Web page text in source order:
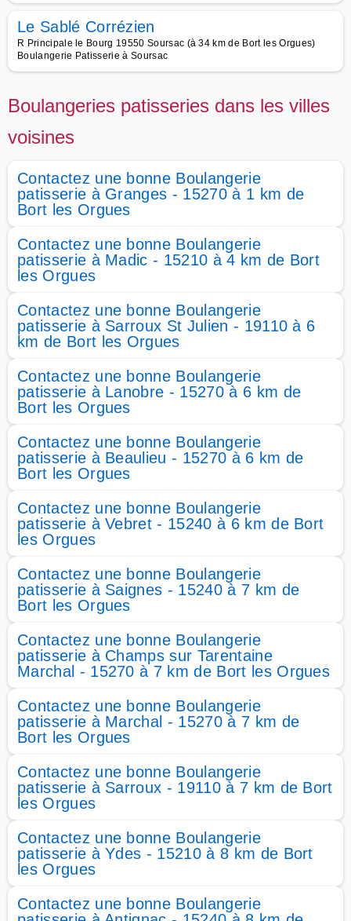
Le Sablé Corrézien
R Principale le Bourg 19550 Soursac (à 34 km de Bort les Orgues)
Boulangerie Patisserie à Soursac
Boulangeries patisseries dans les villes
voisines
Contactez une bonne Boulangerie
patisserie à Granges - 15270 à 1 km de
Bort les Orgues
Contactez une bonne Boulangerie
patisserie à Madic - 15210 à 4 km de Bort
les Orgues
Contactez une bonne Boulangerie
patisserie à Sarroux St Julien - 19110 à 6
km de Bort les Orgues
Contactez une bonne Boulangerie
patisserie à Lanobre - 15270 à 6 km de
Bort les Orgues
Contactez une bonne Boulangerie
patisserie à Beaulieu - 15270 à 6 km de
Bort les Orgues
Contactez une bonne Boulangerie
patisserie à Vebret - 15240 à 6 km de Bort
les Orgues
Contactez une bonne Boulangerie
patisserie à Saignes - 15240 à 7 km de
Bort les Orgues
Contactez une bonne Boulangerie
patisserie à Champs sur Tarentaine
Marchal - 15270 à 7 km de Bort les Orgues
Contactez une bonne Boulangerie
patisserie à Marchal - 15270 à 7 km de
Bort les Orgues
Contactez une bonne Boulangerie
patisserie à Sarroux - 19110 à 7 km de Bort
les Orgues
Contactez une bonne Boulangerie
patisserie à Ydes - 15210 à 8 km de Bort
les Orgues
Contactez une bonne Boulangerie